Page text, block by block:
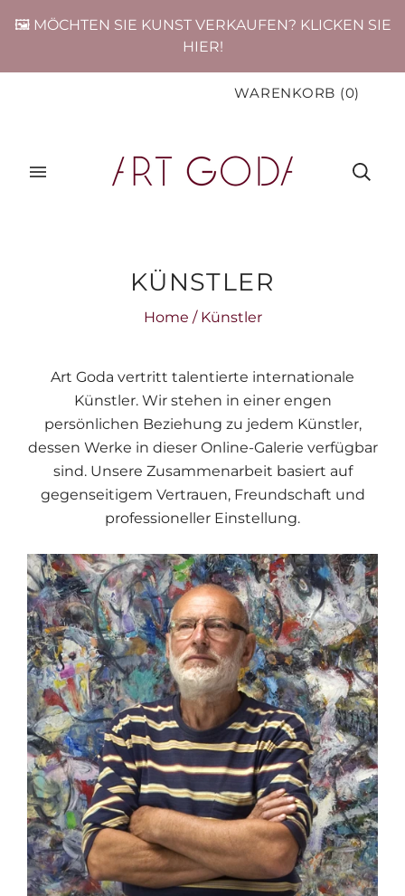
🖼️ MÖCHTEN SIE KUNST VERKAUFEN? KLICKEN SIE
HIER!
WARENKORB (0)
KÜNSTLER
Home / Künstler
Art Goda vertritt talentierte internationale
Künstler. Wir stehen in einer engen
persönlichen Beziehung zu jedem Künstler,
dessen Werke in dieser Online-Galerie verfügbar
sind. Unsere Zusammenarbeit basiert auf
gegenseitigem Vertrauen, Freundschaft und
professioneller Einstellung.